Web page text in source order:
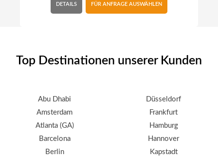
DETAILS FÜR ANFRAGE AUSWÄHLEN
Top Destinationen unserer Kunden
Abu Dhabi
Amsterdam
Atlanta (GA)
Barcelona
Berlin
Düsseldorf
Frankfurt
Hamburg
Hannover
Kapstadt